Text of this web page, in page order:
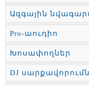
Ազգային
Pro-աուդիո
Խոսափողներ
DJ